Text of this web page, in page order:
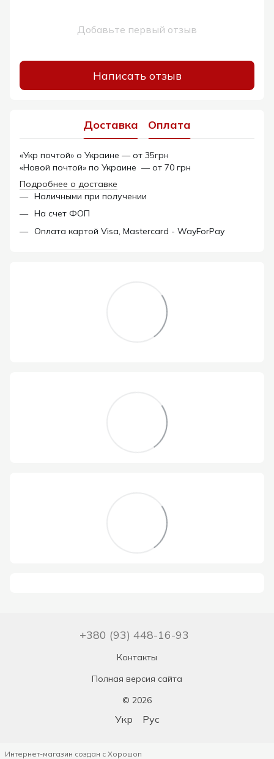
Добавьте первый отзыв
Написать отзыв
Доставка Оплата
«Укр почтой» о Украине — от 35грн
«Новой почтой» по Украине — от 70 грн
Подробнее о доставке
Наличными при получении
На счет ФОП
Оплата картой Visa, Mastercard - WayForPay
+380 (93) 448-16-93
Контакты
Полная версия сайта
© 2026
Укр Рус
Интернет-магазин создан с Хорошоп